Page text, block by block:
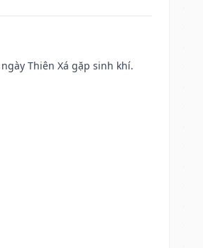
Thiên Xá gặp sinh khí.